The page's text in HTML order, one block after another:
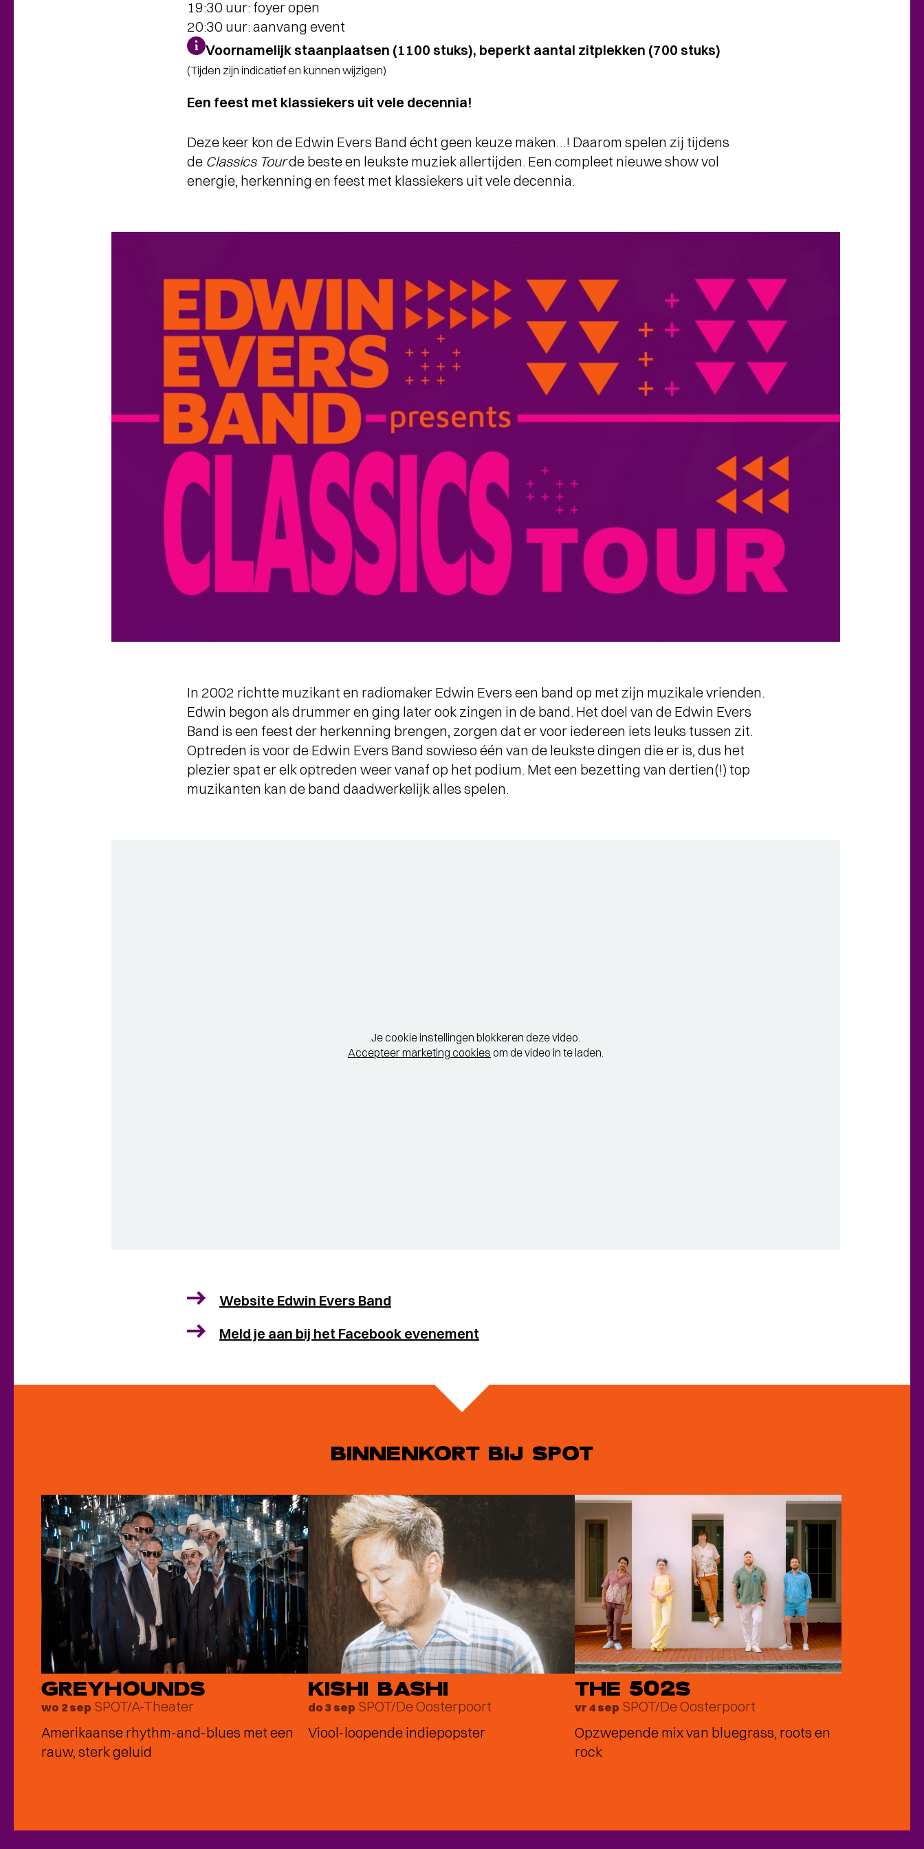
19:30 uur: foyer open
20:30 uur: aanvang event
Voornamelijk staanplaatsen (1100 stuks), beperkt aantal zitplekken (700 stuks)
(Tijden zijn indicatief en kunnen wijzigen)
Een feest met klassiekers uit vele decennia!
Deze keer kon de Edwin Evers Band écht geen keuze maken…! Daarom spelen zij tijdens
de Classics Tourde beste en leukste muziek allertijden. Een compleet nieuwe show vol
energie, herkenning en feest met klassiekers uit vele decennia.
In 2002 richtte muzikant en radiomaker Edwin Evers een band op met zijn muzikale vrienden.
Edwin begon als drummer en ging later ook zingen in de band. Het doel van de Edwin Evers
Band is een feest der herkenning brengen, zorgen dat er voor iedereen iets leuks tussen zit.
Optreden is voor de Edwin Evers Band sowieso één van de leukste dingen die er is, dus het
plezier spat er elk optreden weer vanaf op het podium. Met een bezetting van dertien(!) top
muzikanten kan de band daadwerkelijk alles spelen.
Je cookie instellingen blokkeren deze video.
Accepteer marketing cookies om de video in te laden.
Website Edwin Evers Band
Meld je aan bij het Facebook evenement
BINNENKORT BIJ SPOT
GREYHOUNDS
wo 2 sep SPOT/A-Theater
Amerikaanse rhythm-and-blues met een
rauw, sterk geluid
KISHI BASHI
do 3 sep SPOT/De Oosterpoort
Viool-loopende indiepopster
THE 502S
vr 4 sep SPOT/De Oosterpoort
Opzwepende mix van bluegrass, roots en
rock